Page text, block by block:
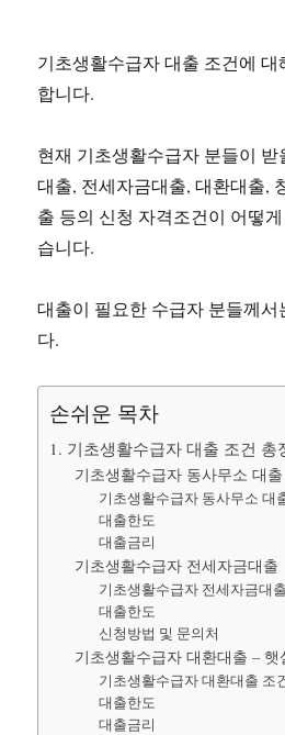
기초생활수급자 대출 조건에
합니다.
현재 기초생활수급자 분들이
대출, 전세자금대출, 대환대출,
출 등의 신청 자격조건이 어떻
습니다.
대출이 필요한 수급자 분들께서
다.
손쉬운 목차
1. 기초생활수급자 대출 조건 총
기초생활수급자 동사무소 대출
기초생활수급자 동사무소 대
대출한도
대출금리
기초생활수급자 전세자금대출
기초생활수급자 전세자금대
대출한도
신청방법 및 문의처
기초생활수급자 대환대출 – 햇
기초생활수급자 대환대출 조
대출한도
대출금리